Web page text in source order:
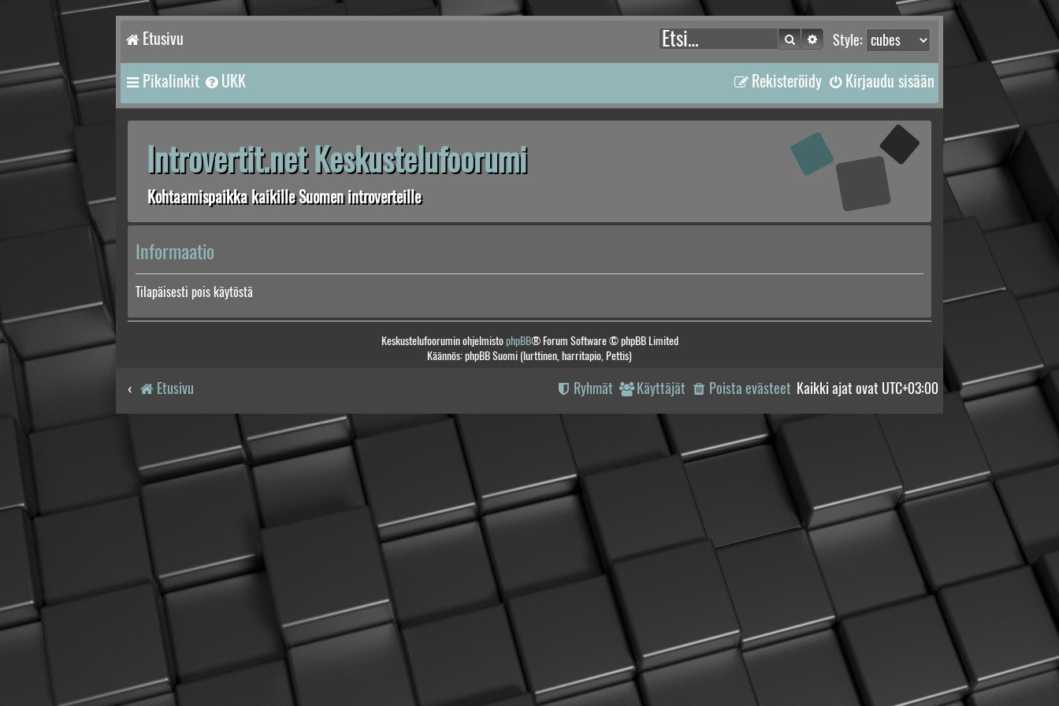
Etusivu Style:
Etsi Tarkennettu haku
Pikalinkit UKK Kirjaudu sisään
Rekisteröidy
Introvertit.net Keskustelufoorumi
Kohtaamispaikka kaikille Suomen introverteille
Informaatio
Tilapäisesti pois käytöstä
Keskustelufoorumin ohjelmistophpBB® Forum Software © phpBB Limited
Käännös: phpBB Suomi (lurttinen, harritapio, Pettis)
Etusivu Kaikki ajat ovat UTC+03:00
Poista evästeet
Käyttäjät
Ryhmät